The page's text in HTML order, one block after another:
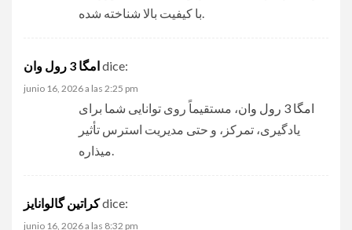
امگا 3 رول وانdice:
junio 16, 2026 a las 2:25 pm
امگا 3 رول وان
، مستقیماً روی توانایی شما برای
یادگیری، تمرکز، و حتی مدیریت استرس تأثیر
کراتین گالوانایزdice:
junio 16, 2026 a las 8:32 pm